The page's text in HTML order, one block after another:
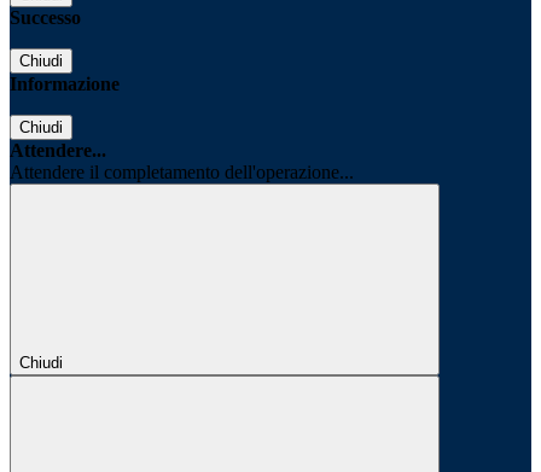
Successo
Chiudi
Informazione
Chiudi
Attendere...
Attendere il completamento dell'operazione...
Chiudi